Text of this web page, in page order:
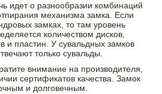
идет о разнообразии комбинаций
механизма замка. Если
замках, то там уровень
количеством дисков,
и пластин. У сувальдных замков
только сувальды.
внимание на производителя,
сертификатов качества. Замок
и долговечным.